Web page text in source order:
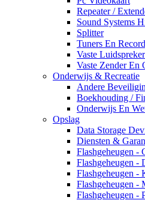
Repeater /
Sound Systems
Splitter
Tuners En
Vaste
Vaste Zender En
Onderwijs & Recreatie
Andere
Boekhouding /
Onderwijs En
Opslag
Data Storage
Diensten &
Flashgeheugen -
Flashgeheugen -
Flashgeheugen -
Flashgeheugen -
Flashgeheugen -